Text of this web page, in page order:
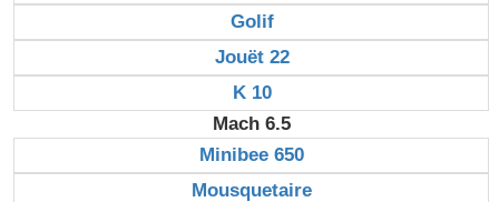
Golif
Jouët 22
K 10
Mach 6.5
Minibee 650
Mousquetaire